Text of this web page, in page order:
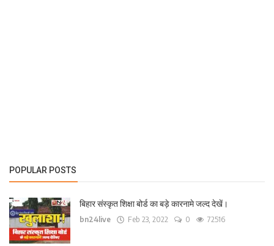
अन्य
POPULAR POSTS
बिहार संस्कृत शिक्षा बोर्ड का बड़े कारनामे जल्द देखें।
bn24live Feb 23, 2022 0 72516